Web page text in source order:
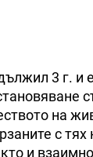
3 г. и
на
с тях
и